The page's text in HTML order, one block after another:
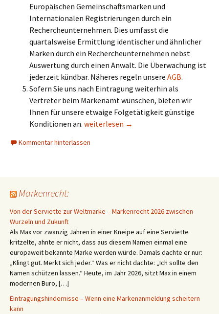
Europäischen Gemeinschaftsmarken und
Internationalen Registrierungen durch ein
Rechercheunternehmen. Dies umfasst die
quartalsweise Ermittlung identischer und ähnlicher
Marken durch ein Rechercheunternehmen nebst
Auswertung durch einen Anwalt. Die Überwachung ist
jederzeit kündbar. Näheres regeln unsere AGB.
Sofern Sie uns nach Eintragung weiterhin als
Vertreter beim Markenamt wünschen, bieten wir
Ihnen für unsere etwaige Folgetätigkeit günstige
Konditionen an. Kosten und Inhalt einer deutschen
weiterlesen →
Kommentar hinterlassen
Markenrecht:
Von der Serviette zur Weltmarke – Markenrecht 2026 zwischen
Wurzeln und Zukunft
Als Max vor zwanzig Jahren in einer Kneipe auf eine Serviette
kritzelte, ahnte er nicht, dass aus diesem Namen einmal eine
europaweit bekannte Marke werden würde. Damals dachte er nur:
„Klingt gut. Merkt sich jeder.“ Was er nicht dachte: „Ich sollte den
Namen schützen lassen.“ Heute, im Jahr 2026, sitzt Max in einem
modernen Büro, […]
Eintragungshindernisse – Wenn eine Markenanmeldung scheitern
kann